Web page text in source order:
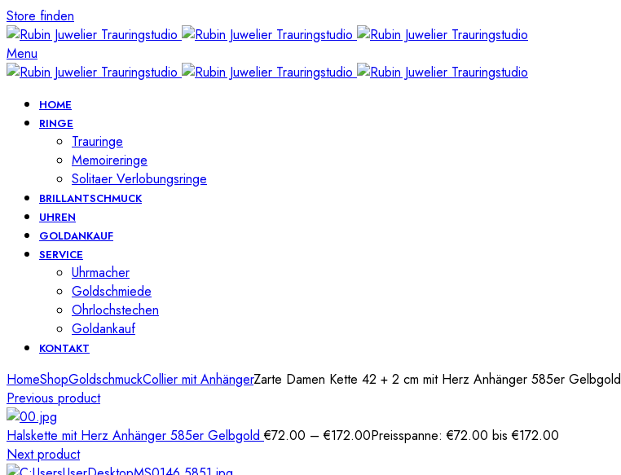
Store finden
Menu
HOME
RINGE
Trauringe
Memoireringe
Solitaer Verlobungsringe
BRILLANTSCHMUCK
UHREN
GOLDANKAUF
SERVICE
Uhrmacher
Goldschmiede
Ohrlochstechen
Goldankauf
KONTAKT
HomeShopGoldschmuckCollier mit AnhängerZarte Damen Kette 42 + 2 cm mit Herz Anhänger 585er Gelbgold
Previous product
Halskette mit Herz Anhänger 585er Gelbgold€72.00 –€172.00Preisspanne: €72.00 bis €172.00
Next product